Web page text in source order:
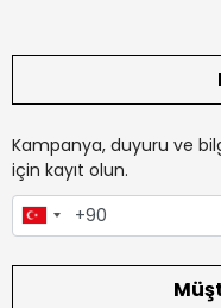
Kampanya, duyuru ve
için kayıt olun.